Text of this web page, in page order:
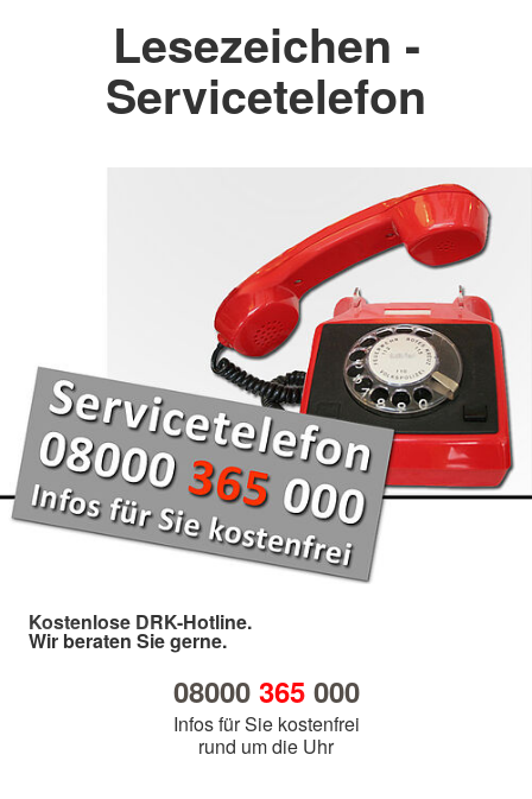
Lesezeichen -
Servicetelefon
Kostenlose DRK-Hotline.
Wir beraten Sie gerne.
08000 365000
Infos für Sie kostenfrei
rund um die Uhr